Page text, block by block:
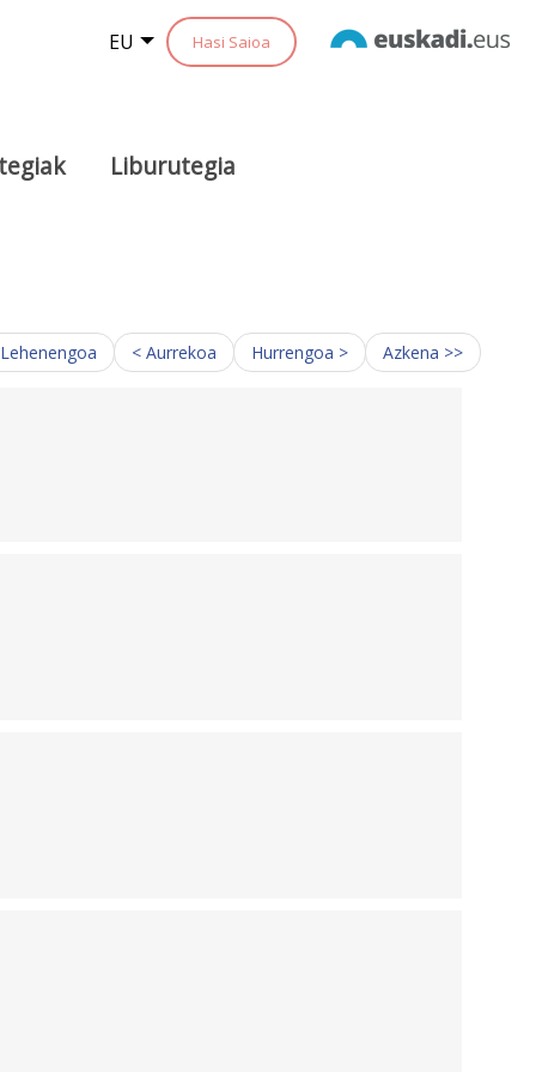
EU Hasi Saioa
Liburutegia
< Aurrekoa Hurrengoa > Azkena >>